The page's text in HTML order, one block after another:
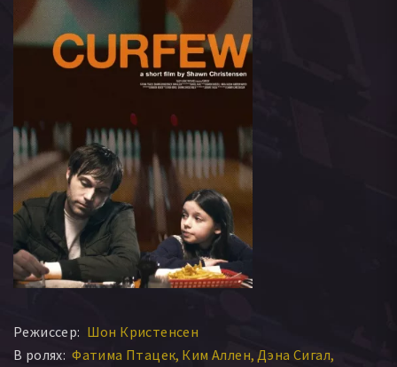
Режиссер: Шон Кристенсен
В ролях: Фатима Птацек Ким Аллен Дэна Сигал